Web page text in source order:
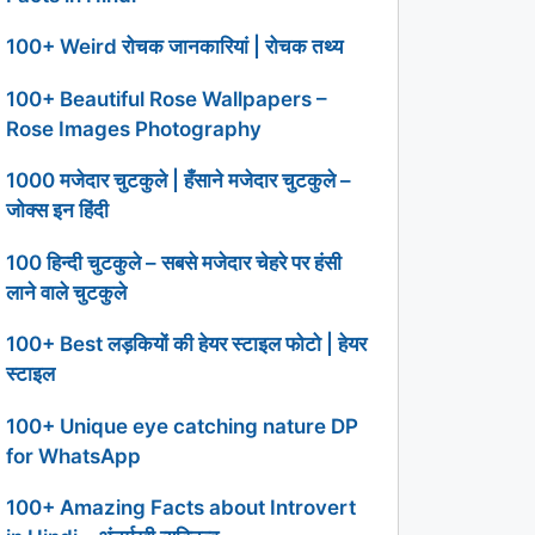
100+ Weird रोचक जानकारियां | रोचक तथ्य
100+ Beautiful Rose Wallpapers –
Rose Images Photography
1000 मजेदार चुटकुले | हँसाने मजेदार चुटकुले –
जोक्स इन हिंदी
100 हिन्दी चुटकुले – सबसे मजेदार चेहरे पर हंसी
लाने वाले चुटकुले
100+ Best लड़कियों की हेयर स्टाइल फोटो | हेयर
स्टाइल
100+ Unique eye catching nature DP
for WhatsApp
100+ Amazing Facts about Introvert